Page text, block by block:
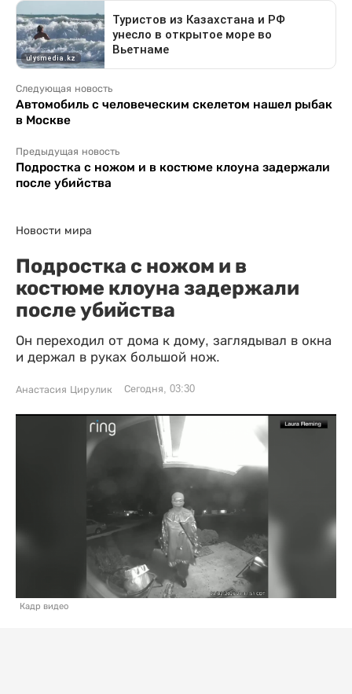
Следующая новость
Автомобиль с человеческим скелетом нашел рыбак
в Москве
Предыдущая новость
Подростка с ножом и в костюме клоуна задержали
после убийства
Новости мира
Подростка с ножом и в
костюме клоуна задержали
после убийства
Он переходил от дома к дому, заглядывал в окна
и держал в руках большой нож.
Анастасия Цирулик Сегодня, 03:30
Кадр видео